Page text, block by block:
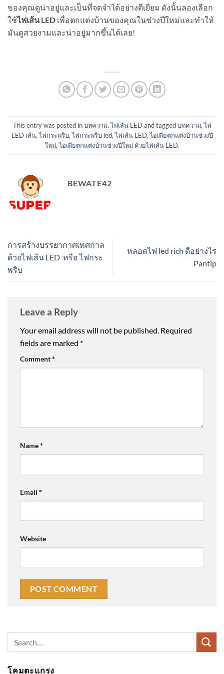
ของคุณดูน่าอยู่และเป็นที่จดจำได้อย่างดีเยี่ยม ดังนั้นลองเลือก
ใช้ไฟเส้น LED เพื่อตกแต่งบ้านของคุณในช่วงปีใหม่และทำให้
มันดูสวยงามและน่าอยู่มากขึ้นได้เลย!
This entry was posted inบทความ,ไฟเส้น LEDand taggedบทความ,ไฟ
LED เส้น,ไฟกระพริบ,ไฟกระพริบ led,ไฟเส้น LED,ไอเดียตกแต่งบ้านช่วงปี
ใหม่,ไอเดียตกแต่งบ้านช่วงปีใหม่ ด้วยไฟเส้น LED.
BEWATE42
การสร้างบรรยากาศเทศกาล
ด้วยไฟเส้น LED หรือ ไฟกระ
พริบ
หลอดไฟ led rich ดีอย่างไร
Pantip
Leave a Reply
Your email address will not be published. Required
fields are marked *
Comment*
Name*
Email *
Website
โคมตะแกรง